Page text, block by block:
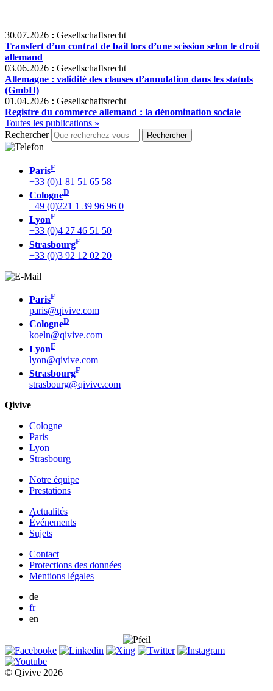
30.07.2026 : Gesellschaftsrecht
Transfert d’un contrat de bail lors d’une scission selon le droit
allemand
03.06.2026 : Gesellschaftsrecht
Allemagne : validité des clauses d’annulation dans les statuts
(GmbH)
01.04.2026 : Gesellschaftsrecht
Registre du commerce allemand : la dénomination sociale
Toutes les publications »
Rechercher
ParisF
+33 (0)1 81 51 65 58
CologneD
+49 (0)221 1 39 96 96 0
LyonF
+33 (0)4 27 46 51 50
StrasbourgF
+33 (0)3 92 12 02 20
ParisF
paris@qivive.com
CologneD
koeln@qivive.com
LyonF
lyon@qivive.com
StrasbourgF
strasbourg@qivive.com
Qivive
Cologne
Paris
Lyon
Strasbourg
Notre équipe
Prestations
Actualités
Événements
Sujets
Contact
Protections des données
Mentions légales
de
fr
en
© Qivive 2026